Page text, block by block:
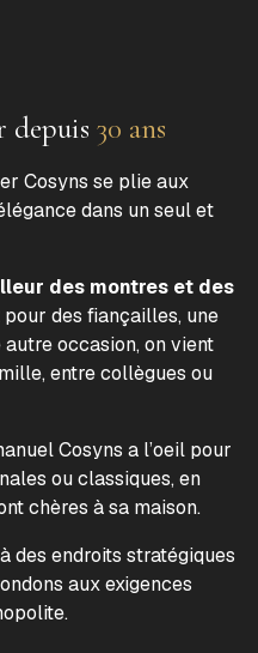
depuis 30 ans
Cosyns se plie aux
dans un seul et
des montres et des
pour des fiançailles, une
occasion, on vient
entre collègues ou
Cosyns a l’oeil pour
ou classiques, en
chères à sa maison.
des endroits stratégiques
aux exigences